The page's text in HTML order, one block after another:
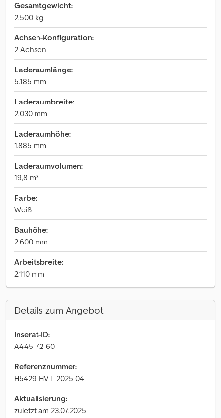
Gesamtgewicht:
2.500 kg
Achsen-Konfiguration:
2 Achsen
Laderaumlänge:
5.185 mm
Laderaumbreite:
2.030 mm
Laderaumhöhe:
1.885 mm
Laderaumvolumen:
19,8 m³
Farbe:
Weiß
Bauhöhe:
2.600 mm
Arbeitsbreite:
2.110 mm
Details zum Angebot
Inserat-ID:
A445-72-60
Referenznummer:
H5429-HV-T-2025-04
Aktualisierung:
zuletzt am 23.07.2025